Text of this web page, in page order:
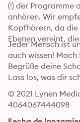
(!) der Programme
anhören. Wir
Kopfhörern, da
Ebenen vereint,
Jeder Mensch ist
auch wissen!
Begrüße deine
Lass los, was dir
© 2021 Lynen
4064067444098